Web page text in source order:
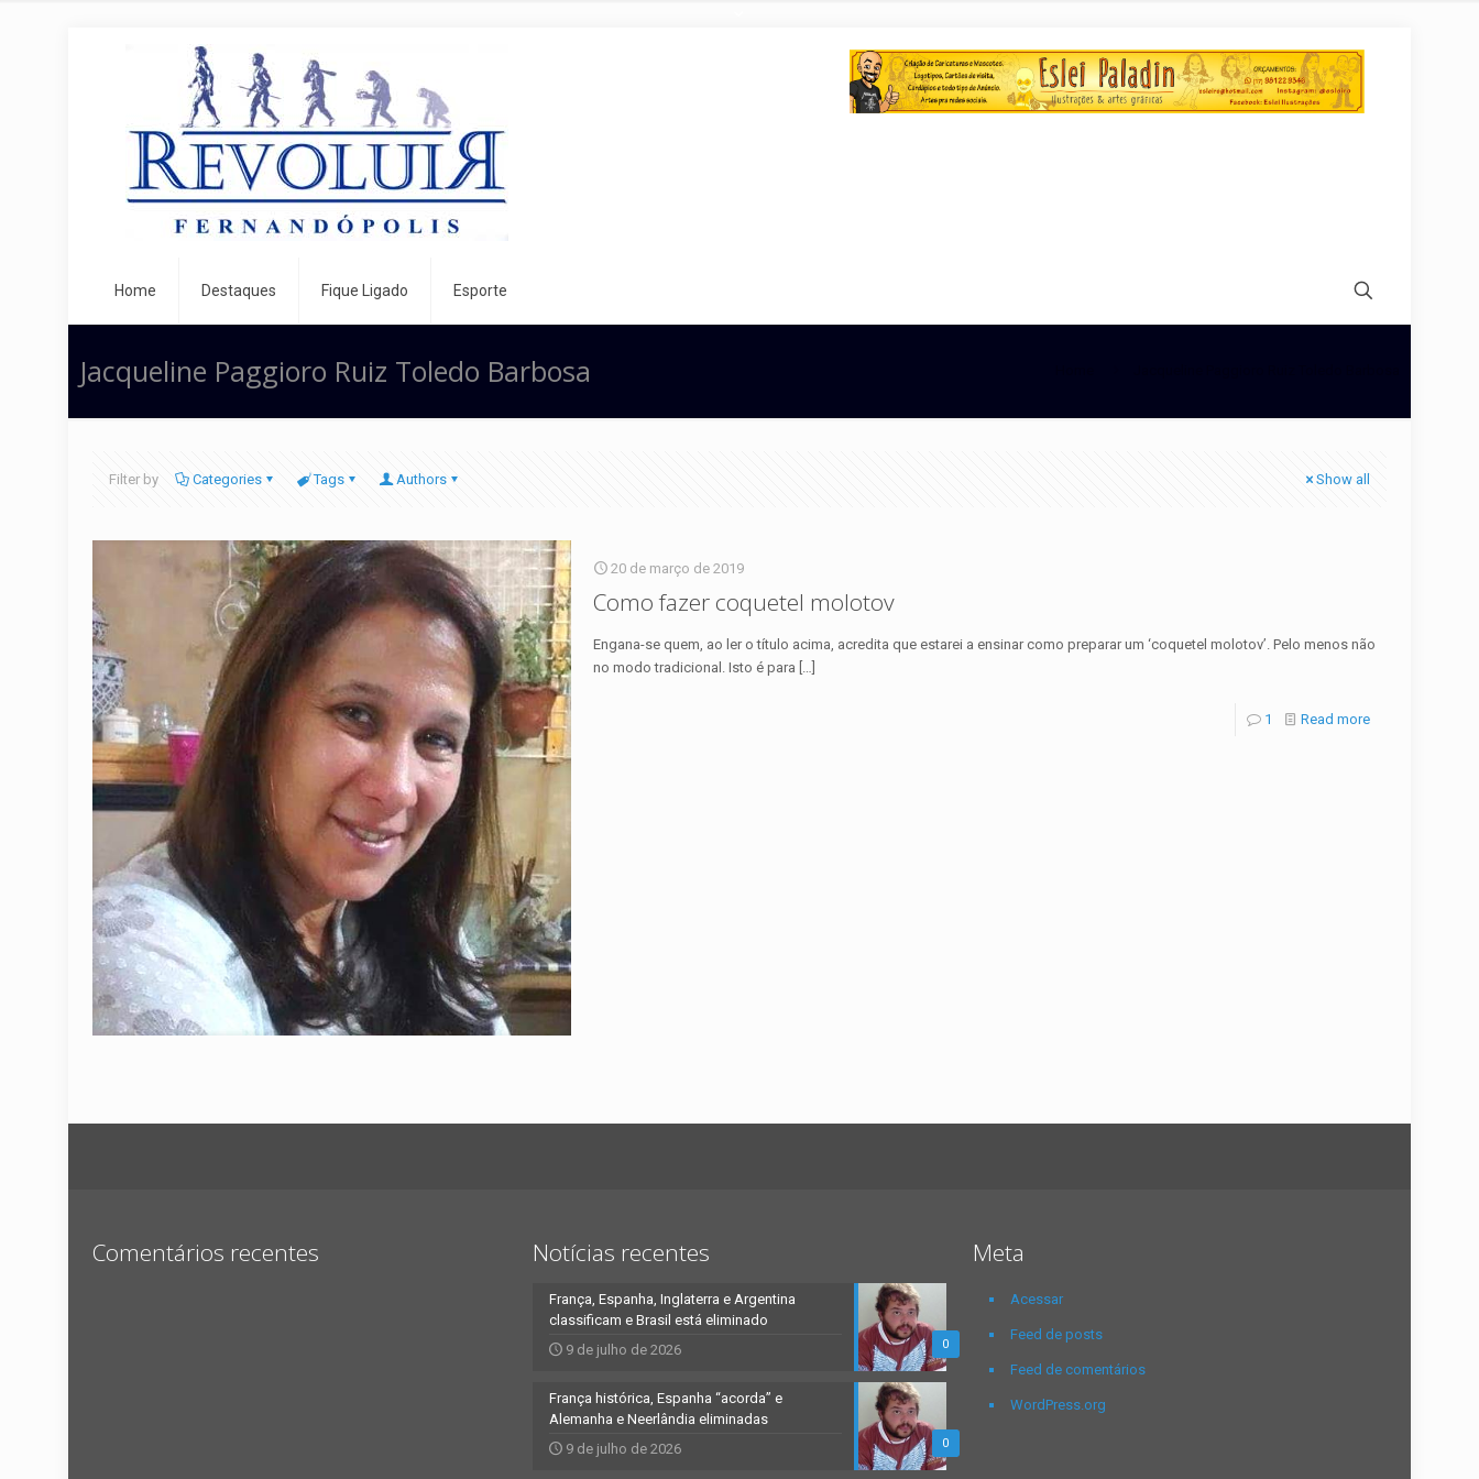
Home Destaques Fique Ligado Esporte
Jacqueline Paggioro Ruiz Toledo Barbosa
Filter by Categories Tags Authors Show all
20 de março de 2019
Como fazer coquetel molotov
Engana-se quem, ao ler o título acima, acredita que estarei a ensinar como preparar um ‘coquetel molotov’. Pelo menos não
no modo tradicional. Isto é para […]
1 Read more
Comentários recentes Notícias recentes
0
França, Espanha, Inglaterra e Argentina
classificam e Brasil está eliminado
9 de julho de 2026
0
França histórica, Espanha “acorda” e
Alemanha e Neerlândia eliminadas
9 de julho de 2026
Meta
Acessar
Feed de posts
Feed de comentários
WordPress.org